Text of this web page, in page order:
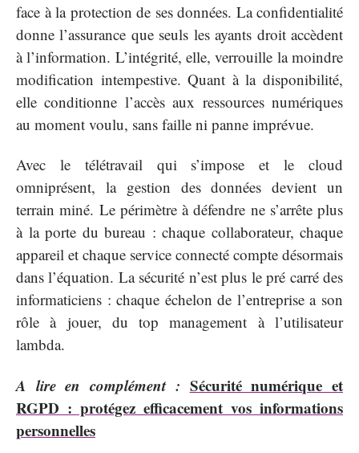
face à la protection de ses données. La confidentialité
donne l’assurance que seuls les ayants droit accèdent
à l’information. L’intégrité, elle, verrouille la moindre
modification intempestive. Quant à la disponibilité,
elle conditionne l’accès aux ressources numériques
au moment voulu, sans faille ni panne imprévue.
Avec le télétravail qui s’impose et le cloud
omniprésent, la gestion des données devient un
terrain miné. Le périmètre à défendre ne s’arrête plus
à la porte du bureau : chaque collaborateur, chaque
appareil et chaque service connecté compte désormais
dans l’équation. La sécurité n’est plus le pré carré des
informaticiens : chaque échelon de l’entreprise a son
rôle à jouer, du top management à l’utilisateur
lambda.
A lire en complément : Sécurité numérique et
RGPD : protégez efficacement vos informations
personnelles